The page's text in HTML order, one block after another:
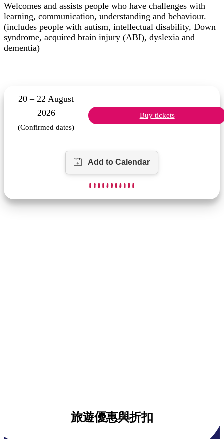
Welcomes and assists people who have challenges with
learning, communication, understanding and behaviour.
(includes people with autism, intellectual disability, Down
syndrome, acquired brain injury (ABI), dyslexia and
dementia)
20 – 22 August
2026
(Confirmed dates)
Buy tickets
旅遊優惠與折扣